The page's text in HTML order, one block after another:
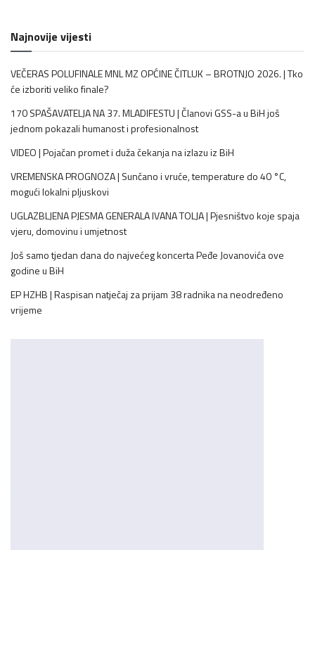
Najnovije vijesti
VEČERAS POLUFINALE MNL MZ OPĆINE ČITLUK – BROTNJO 2026. | Tko
će izboriti veliko finale?
170 SPAŠAVATELJA NA 37. MLADIFESTU | Članovi GSS-a u BiH još
jednom pokazali humanost i profesionalnost
VIDEO | Pojačan promet i duža čekanja na izlazu iz BiH
VREMENSKA PROGNOZA | Sunčano i vruće, temperature do 40 °C,
mogući lokalni pljuskovi
UGLAZBLJENA PJESMA GENERALA IVANA TOLJA | Pjesništvo koje spaja
vjeru, domovinu i umjetnost
Još samo tjedan dana do najvećeg koncerta Peđe Jovanovića ove
godine u BiH
EP HZHB | Raspisan natječaj za prijam 38 radnika na neodređeno
vrijeme